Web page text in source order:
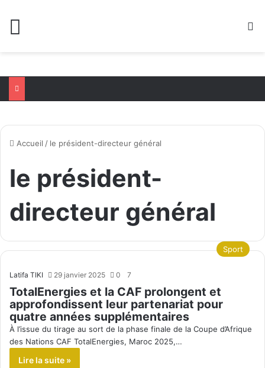
Accueil / le président-directeur général
le président-
directeur général
Sport
Latifa TIKI 29 janvier 2025 0 7
TotalEnergies et la CAF prolongent et
approfondissent leur partenariat pour
quatre années supplémentaires
À l’issue du tirage au sort de la phase finale de la Coupe d’Afrique
des Nations CAF TotalEnergies, Maroc 2025,…
Lire la suite »